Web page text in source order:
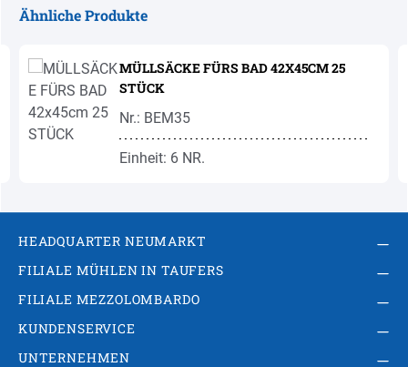
Ähnliche Produkte
MÜLLSÄCKE FÜRS BAD 42X45CM 25
STÜCK
Nr.: BEM35
Einheit: 6 NR.
HEADQUARTER NEUMARKT
FILIALE MÜHLEN IN TAUFERS
FILIALE MEZZOLOMBARDO
KUNDENSERVICE
UNTERNEHMEN